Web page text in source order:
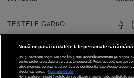
TESTELE GARBO
HOROSCOP
HOROSCOPUL IUBIRII
Nouă ne pasă ca datele tale personale să
Noi și partenerii noștri 610stocăm și/sau accesăm informații pe
pentru prelucrarea datelor cu caracter personal. Puteți accepta sau
orice moment, pe pagina cu politica de confidențialitate. Aceste alegeri
afecta navigarea.
Mai multe detalii
Noi si partenerii nostri (retelele de socializare si agentiile de publicitate